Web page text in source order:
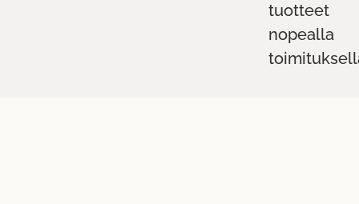
tuotteet
nopealla